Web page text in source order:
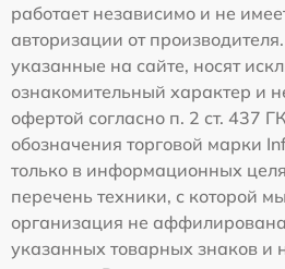
работает независимо и не
авторизации от
указанные на сайте, носят
ознакомительный характер и
офертой согласно п. 2 ст. 437
обозначения торговой марки
только в информационных
перечень техники, с которой
организация не
указанных товарных знаков и